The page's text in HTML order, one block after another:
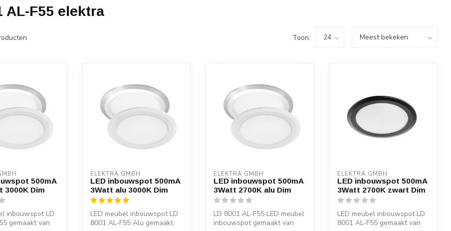
AL-F55 elektra
Toon:
500mA
3000K Dim
inbouwspot LD
gemaakt van
ELEKTRA GMBH
LED inbouwspot 500mA
3Watt alu 3000K Dim
LED meubel inbouwspot LD
8001 AL-F55 Alu gemaakt
ELEKTRA GMBH
LED inbouwspot 500mA
3Watt 2700K alu Dim
LD 8001 AL-F55 LED meubel
inbouwspot gemaakt van
ELEKTRA GMBH
LED inbouwspot 500mA
3Watt 2700K zwart Dim
LED meubel inbouwspot LD
8001 AL-F55 gemaakt van